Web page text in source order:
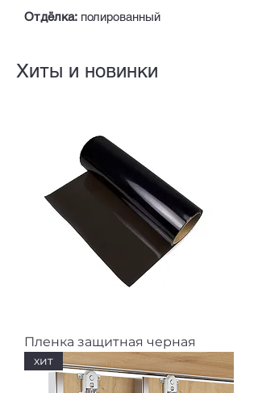
Отдёлка: полированный
Хиты и новинки
Пленка защитная черная
хит